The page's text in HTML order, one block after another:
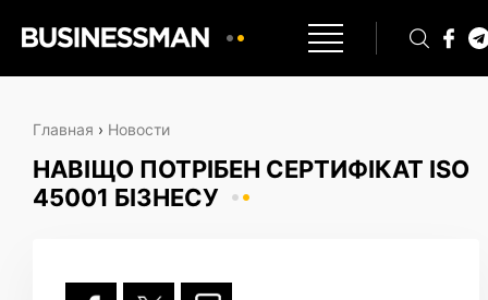
Главная › Новости
НАВІЩО ПОТРІБЕН СЕРТИФІКАТ ISO
45001 БІЗНЕСУ